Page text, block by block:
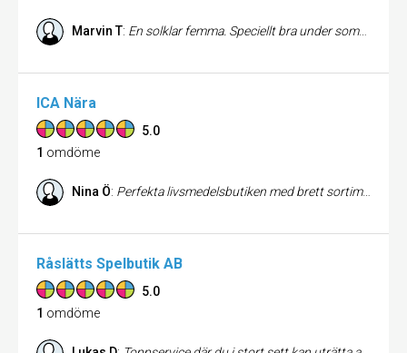
Marvin T: En solklar femma. Speciellt bra under sommaren.
ICA Nära
5.0
1 omdöme
Nina Ö: Perfekta livsmedelsbutiken med brett sortiment nära dig. Har finner du allt som saknas hemma när du ska laga mat eller andra livsnödvändiga saker. Så som ägg, balsam, leksaker ja du förstår. Jag rekommenderar varmt ICA nära som din extra livsmedelsbutik. :)
Råslätts Spelbutik AB
5.0
1 omdöme